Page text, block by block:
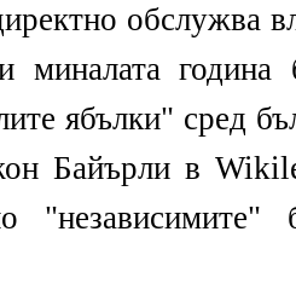
обслужва
миналата
ябълки" сред
Байърли в
"независимите"